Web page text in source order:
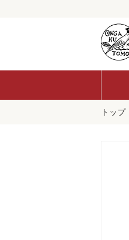
トップ